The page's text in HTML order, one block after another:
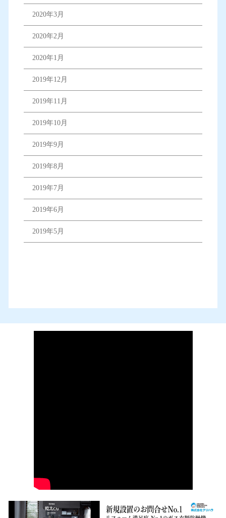
2020年3月
2020年2月
2020年1月
2019年12月
2019年11月
2019年10月
2019年9月
2019年8月
2019年7月
2019年6月
2019年5月